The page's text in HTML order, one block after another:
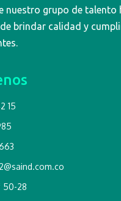
nuestro grupo de talento
brindar calidad y
15
50-28